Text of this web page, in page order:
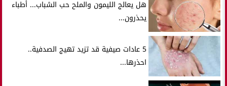
هل يعالج الليمون والملح حب الشباب... أطباء
يحذرون...
5 عادات صيفية قد تزيد تهيج الصدفية..
احذرها...